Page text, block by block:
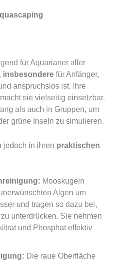
für Aquarianer aller
insbesondere für Anfänger,
anspruchslos ist. Ihre
sie vielseitig einsetzbar,
als auch in Gruppen, um
grüne Inseln zu simulieren.
jedoch in ihren praktischen
Mooskugeln
Algen um
und tragen so dazu bei,
unterdrücken. Sie nehmen
und Phosphat effektiv
Die raue Oberfläche